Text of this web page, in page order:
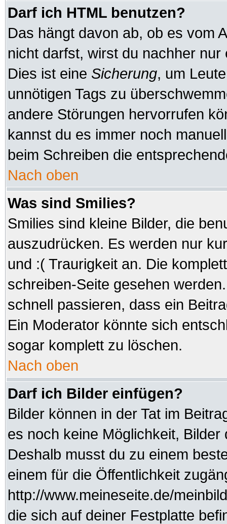
Darf ich HTML benutzen?
Das hängt davon ab, ob es vom
nicht darfst, wirst du nachher
Dies ist eine Sicherung, um
unnötigen Tags zu
andere Störungen hervorrufen
kannst du es immer noch
beim Schreiben die
Nach oben
Was sind Smilies?
Smilies sind kleine Bilder, die
auszudrücken. Es werden nur
und :( Traurigkeit an. Die
schreiben-Seite gesehen
schnell passieren, dass ein
Ein Moderator könnte sich
sogar komplett zu löschen.
Nach oben
Darf ich Bilder einfügen?
Bilder können in der Tat im
es noch keine Möglichkeit,
Deshalb musst du zu einem
einem für die Öffentlichkeit
http://www.meineseite.de/
die sich auf deiner Festplatte